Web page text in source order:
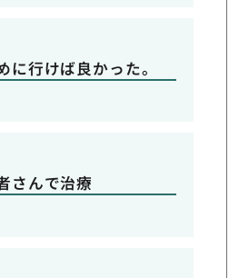
に行けば良かった。
さんで治療